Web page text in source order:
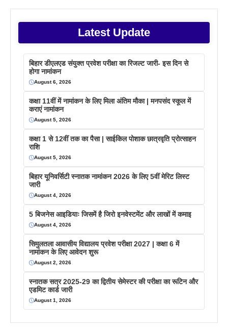
Latest Update
बिहार डीएलएड संयुक्त प्रवेश परीक्षा का रिजल्ट जारी- इस दिन से
होगा नामांकन
August 6, 2026
कक्षा 11वीं में नामांकन के लिए मिला अंतिम मौका | मनपसंद स्कूल में
कराएं नामांकन
August 5, 2026
कक्षा 1 से 12वीं तक का पैसा | साईकिल पोशाक छात्रवृति प्रोत्साहन
राशि
August 5, 2026
बिहार यूनिवर्सिटी स्नातक नामांकन 2026 के लिए 5वीं मेरिट लिस्ट
जारी
August 4, 2026
5 बिजनेस आइडियाः जिसमें है जिरो इनवेस्टमेंट और लाखों में कमाइ
August 4, 2026
सिमुलतला आवासीय विद्यालय प्रवेश परीक्षा 2027 | कक्षा 6 में
नामांकन के लिए आवेदन शुरू
August 2, 2026
स्नातक सत्र 2025-29 का द्वितीय सेमेस्टर की परीक्षा का रूटिन और
एडमिट कार्ड जारी
August 1, 2026